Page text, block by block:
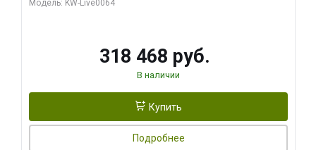
Модель: KW-Live0064
318 468 руб.
В наличии
Купить
Подробнее